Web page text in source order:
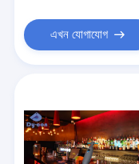
পণ্য
আমাদের সম্বন্ধে
এখন যোগাযোগ